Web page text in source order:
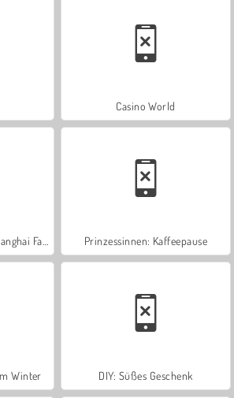
Casino World
Prinzessinnen: Kaffeepause
Winter DIY: Süßes Geschenk